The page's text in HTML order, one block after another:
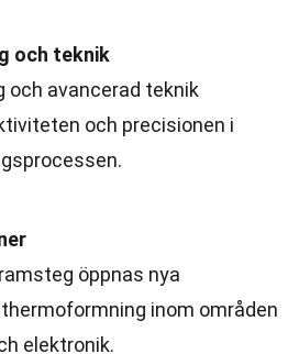
och teknik
och avancerad teknik
och precisionen i
öppnas nya
inom områden
elektronik.